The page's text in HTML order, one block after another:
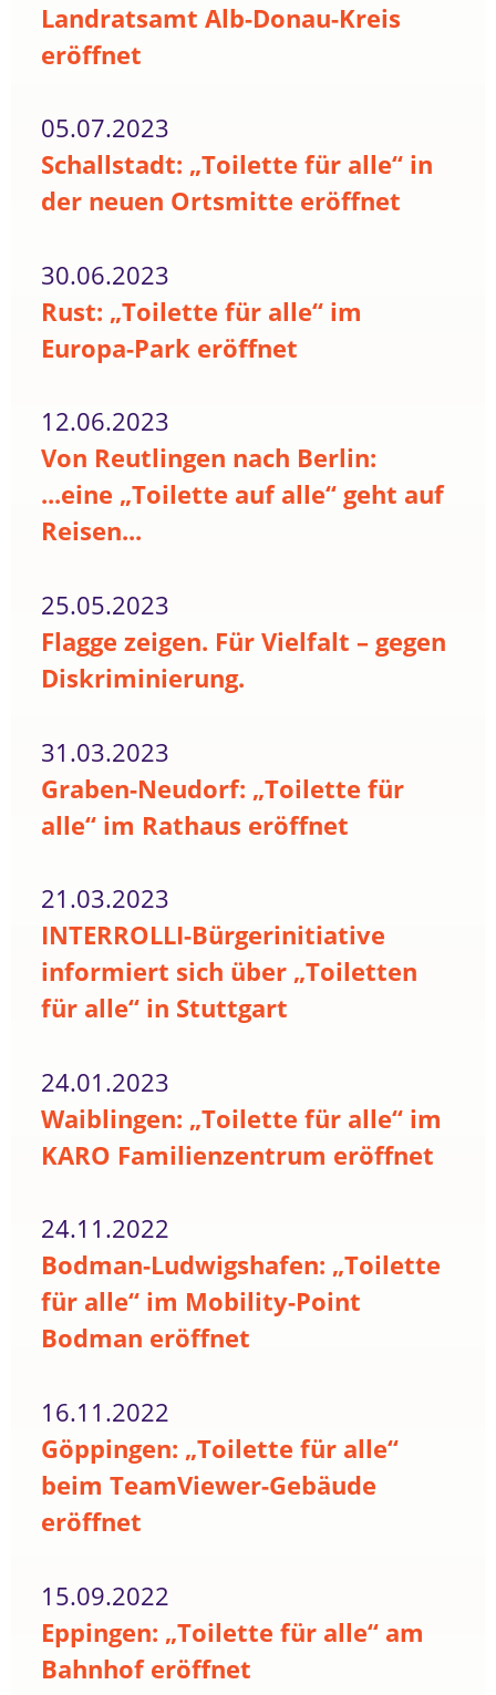
Landratsamt Alb-Donau-Kreis
eröffnet
05.07.2023
Schallstadt: „Toilette für alle“ in
der neuen Ortsmitte eröffnet
30.06.2023
Rust: „Toilette für alle“ im
Europa-Park eröffnet
12.06.2023
Von Reutlingen nach Berlin:
...eine „Toilette auf alle“ geht auf
Reisen...
25.05.2023
Flagge zeigen. Für Vielfalt – gegen
Diskriminierung.
31.03.2023
Graben-Neudorf: „Toilette für
alle“ im Rathaus eröffnet
21.03.2023
INTERROLLI-Bürgerinitiative
informiert sich über „Toiletten
für alle“ in Stuttgart
24.01.2023
Waiblingen: „Toilette für alle“ im
KARO Familienzentrum eröffnet
24.11.2022
Bodman-Ludwigshafen: „Toilette
für alle“ im Mobility-Point
Bodman eröffnet
16.11.2022
Göppingen: „Toilette für alle“
beim TeamViewer-Gebäude
eröffnet
15.09.2022
Eppingen: „Toilette für alle“ am
Bahnhof eröffnet